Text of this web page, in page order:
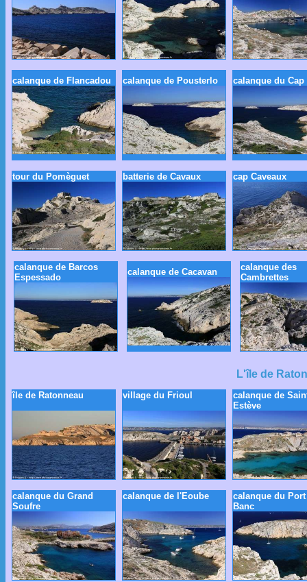
calanque de Flancadou calanque de Pousterlo calanque du
tour du Pomèguet batterie de Cavaux cap Caveaux
calanque de Barcos
Espessado
calanque de Cacavan
calanque des
Cambrettes
L'île de
île de Ratonneau village du Frioul
calanque de
Estève
calanque du Grand
Soufre
calanque de l'Eoube
calanque du
Banc